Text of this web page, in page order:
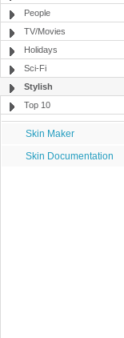
People
TV/Movies
Holidays
Sci-Fi
Stylish
Top 10
Skin Maker
Skin Documentation